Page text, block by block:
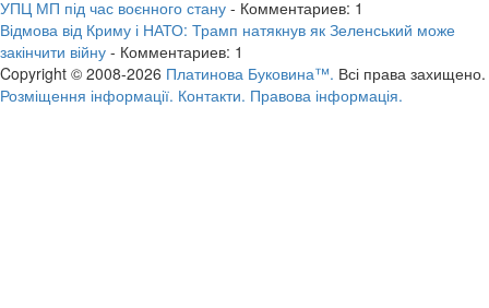
УПЦ МП під час воєнного стану - Комментариев: 1
Відмова від Криму і НАТО: Трамп натякнув як Зеленський може
закінчити війну - Комментариев: 1
Copyright © 2008-2026 Платинова Буковина™. Всі права захищено.
Розміщення інформації. Контакти. Правова інформація.